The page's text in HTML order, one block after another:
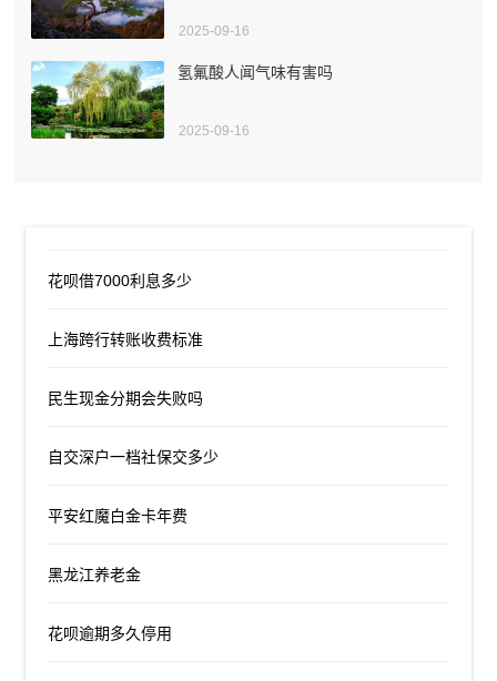
2025-09-16
氢氟酸人闻气味有害吗
2025-09-16
花呗借7000利息多少
上海跨行转账收费标准
民生现金分期会失败吗
自交深户一档社保交多少
平安红魔白金卡年费
黑龙江养老金
花呗逾期多久停用